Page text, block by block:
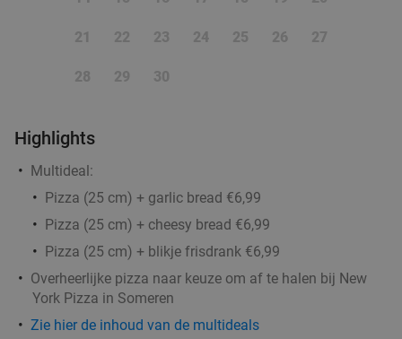
Teds Eindhoven Strijp-S
Ma Di Wo
36%
Burrito + drankje bij Chidóz in Eindhoven
Chidoz Eindhoven Strijp-S
Eindhoven
21 22 23 24 25 26 27
28 29 30
Highlights
Multideal:
Pizza (25 cm) + garlic bread €6,99
Pizza (25 cm) + cheesy bread €6,99
Pizza (25 cm) + blikje frisdrank €6,99
Overheerlijke pizza naar keuze om af te halen bij New
York Pizza in Someren
Zie hier de inhoud van de multideals